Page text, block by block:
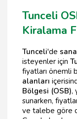
Tunceli
Kiralama
Tunceli'de
isteyenler için
fiyatları önemli
alanları
Bölgesi (OSB),
sunarken,
ve talebe göre